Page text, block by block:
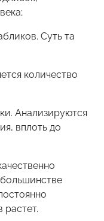
Суть та
количество
Анализируются
вплоть до